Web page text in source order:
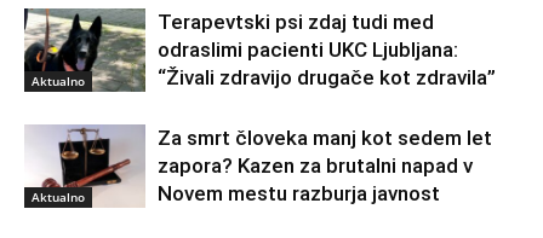
Aktualno
Terapevtski psi zdaj tudi med
odraslimi pacienti UKC Ljubljana:
“Živali zdravijo drugače kot zdravila”
Aktualno
Za smrt človeka manj kot sedem let
zapora? Kazen za brutalni napad v
Novem mestu razburja javnost